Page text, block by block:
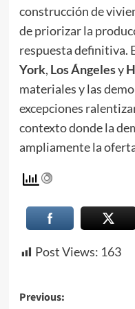
construcción de
de priorizar la
respuesta definitiva.
York, Los Ángelesy
materiales y las
excepciones
contexto donde la
ampliamente la
Post Views: 163
Previous: